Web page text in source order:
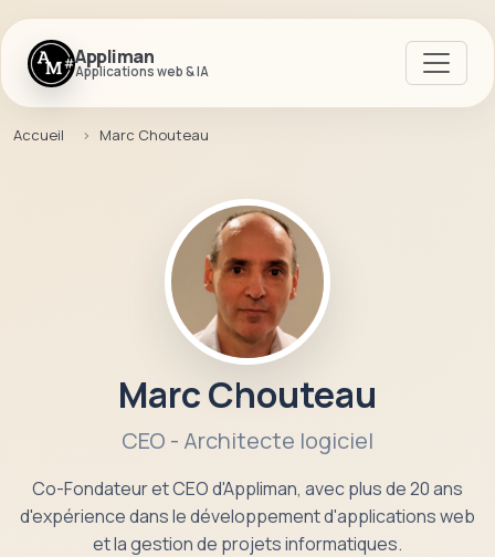
Appliman
Applications web & IA
Accueil Marc Chouteau
Marc Chouteau
CEO - Architecte logiciel
Co-Fondateur et CEO d'Appliman, avec plus de 20 ans
d'expérience dans le développement d'applications web
et la gestion de projets informatiques.